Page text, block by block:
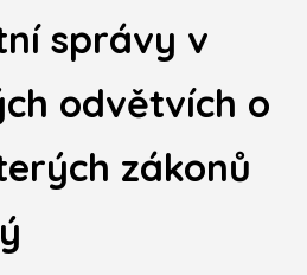
správy v
odvětvích o
zákonů